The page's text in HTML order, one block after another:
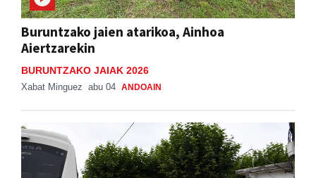
Buruntzako jaien atarikoa, Ainhoa
Aiertzarekin
BURUNTZAKO JAIAK 2026
Xabat Minguez abu 04 ANDOAIN